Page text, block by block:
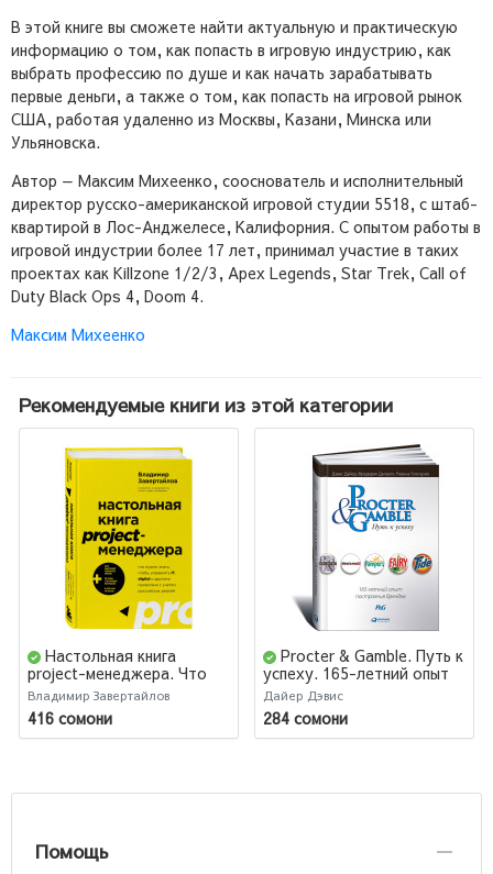
В этой книге вы сможете найти актуальную и практическую
информацию о том, как попасть в игровую индустрию, как
выбрать профессию по душе и как начать зарабатывать
первые деньги, а также о том, как попасть на игровой рынок
США, работая удаленно из Москвы, Казани, Минска или
Ульяновска.
Автор — Максим Михеенко, сооснователь и исполнительный
директор русско-американской игровой студии 5518, с штаб-
квартирой в Лос-Анджелесе, Калифорния. С опытом работы в
игровой индустрии более 17 лет, принимал участие в таких
проектах как Killzone 1/2/3, Apex Legends, Star Trek, Call of
Duty Black Ops 4, Doom 4.
Максим Михеенко
Рекомендуемые книги из этой категории
Настольная книга
project-менеджера. Что
нужно знать, чтобы
управлять IT, digital и
другими проектами с
учетом российских реалий
Владимир Завертайлов
416 сомони
Procter & Gamble. Путь к
успеху. 165-летний опыт
построения брендов
Дайер Дэвис
284 сомони
Помощь